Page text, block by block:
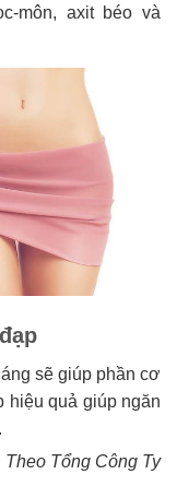
môn, axit béo và
sẽ giúp phần cơ
hiệu quả giúp ngăn
Theo Tổng Công Ty